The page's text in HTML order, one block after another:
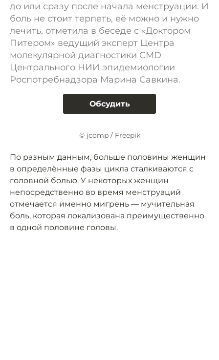
до или сразу после начала менструации. И
боль не стоит терпеть, её можно и нужно
лечить, отметила в беседе с «Доктором
Питером» ведущий эксперт Центра
молекулярной диагностики CMD
Центрального НИИ эпидемиологии
Роспотребнадзора Марина Савкина.
Обсудить
© jcomp / Freepik
По разным данным, больше половины женщин
в определённые фазы цикла сталкиваются с
головной болью. У некоторых женщин
непосредственно во время менструаций
отмечается именно мигрень — мучительная
боль, которая локализована преимущественно
в одной половине головы.